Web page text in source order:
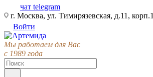
чат telegram
г. Москва, ул. Тимирязевская, д.11, корп.1
Войти
Мы работаем для Вас
с 1989 года